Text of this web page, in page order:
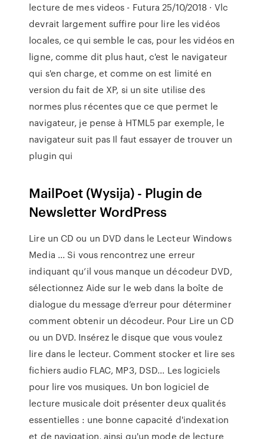
lecture de mes videos - Futura 25/10/2018 · Vlc
devrait largement suffire pour lire les vidéos
locales, ce qui semble le cas, pour les vidéos en
ligne, comme dit plus haut, c'est le navigateur
qui s'en charge, et comme on est limité en
version du fait de XP, si un site utilise des
normes plus récentes que ce que permet le
navigateur, je pense à HTML5 par exemple, le
navigateur suit pas Il faut essayer de trouver un
plugin qui
MailPoet (Wysija) - Plugin de
Newsletter WordPress
Lire un CD ou un DVD dans le Lecteur Windows
Media ... Si vous rencontrez une erreur
indiquant qu’il vous manque un décodeur DVD,
sélectionnez Aide sur le web dans la boîte de
dialogue du message d’erreur pour déterminer
comment obtenir un décodeur. Pour Lire un CD
ou un DVD. Insérez le disque que vous voulez
lire dans le lecteur. Comment stocker et lire ses
fichiers audio FLAC, MP3, DSD... Les logiciels
pour lire vos musiques. Un bon logiciel de
lecture musicale doit présenter deux qualités
essentielles : une bonne capacité d'indexation
et de navigation, ainsi qu'un mode de lecture